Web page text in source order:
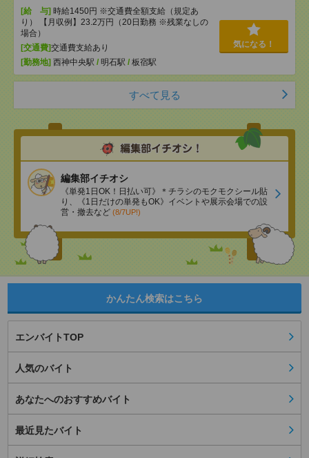
[給 与] 時給1450円 ※交通費全額支給（規定あ
り） 【月収例】23.2万円（20日勤務 ※残業なしの
場合）
[交通費]交通費支給あり
[勤務地] 西神中央駅 / 明石駅 / 板宿駅
気になる！
すべて見る
編集部イチオシ
《単発1日OK！日払い可》＊チラシのモクモクシール貼
り、《1日だけの単発もOK》イベントや展示会場での設
営・撤去など (8/7UP!)
かんたん検索はこちら
エンバイトTOP
人気のバイト
あなたへのおすすめバイト
最近見たバイト